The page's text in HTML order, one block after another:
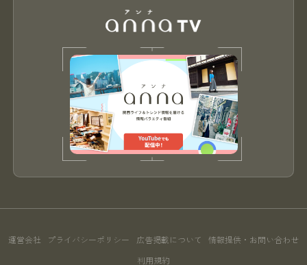
運営会社 プライバシーポリシー 広告掲載について 情報提供・お問い合わせ
利用規約